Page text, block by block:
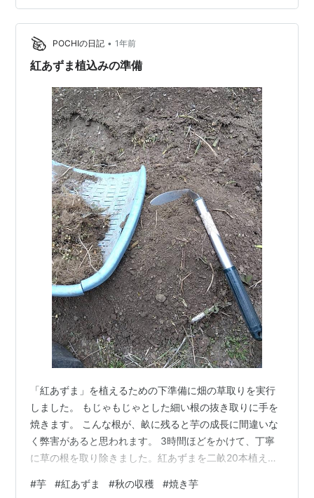
り☘️ 大家族ハゼ釣り🎣in 高砂向島公園😅 が、ハゼおらん
😱💦 初心者🔰でも簡単に釣れるハゼなら まぁハズレはな
いだろう😅と設定したものだったが、数がいないと話に
ならない💦 相変わらずチャリコ(鯛の幼魚)やヒイラギは
POCHIの日記 • 1年前
紅あずま植込みの準備
「紅あずま」を植えるための下準備に畑の草取りを実行
しました。 もじゃもじゃとした細い根の抜き取りに手を
焼きます。 こんな根が、畝に残ると芋の成長に間違いな
く弊害があると思われます。 3時間ほどをかけて、丁寧
に草の根を取り除きました。紅あずまを二畝20本植え込
な地道な作業が、実を結ぶのです。収獲までに6カ月は、
#芋 #紅あずま #秋の収穫 #焼き芋